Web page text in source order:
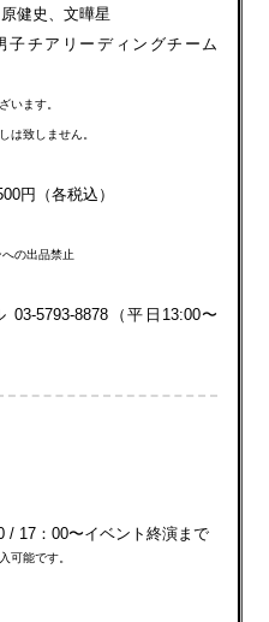
健史、文曄星
子チアリーディングチーム
います。
は致しません。
円（各税込）
の出品禁止
5793-8878（平日13:00〜
/ 17：00〜イベント終演まで
可能です。